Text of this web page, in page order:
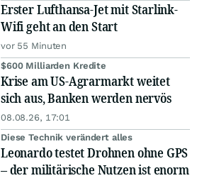
Erster Lufthansa-Jet mit Starlink-
Wifi geht an den Start
vor 55 Minuten
$600 Milliarden Kredite
Krise am US-Agrarmarkt weitet
sich aus, Banken werden nervös
08.08.26, 17:01
Diese Technik verändert alles
Leonardo testet Drohnen ohne GPS
– der militärische Nutzen ist enorm